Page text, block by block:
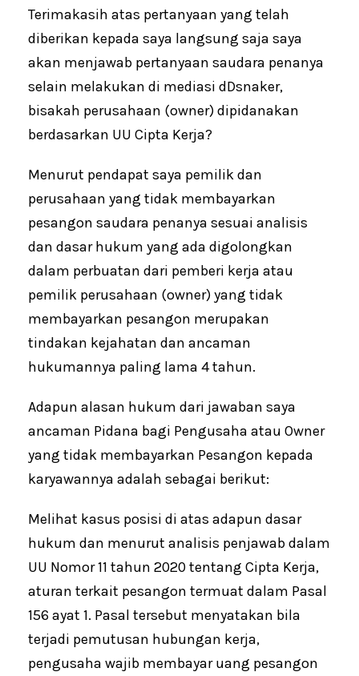
Terimakasih atas pertanyaan yang telah
diberikan kepada saya langsung saja saya
akan menjawab pertanyaan saudara penanya
selain melakukan di mediasi dDsnaker,
bisakah perusahaan (owner) dipidanakan
berdasarkan UU Cipta Kerja?
Menurut pendapat saya pemilik dan
perusahaan yang tidak membayarkan
pesangon saudara penanya sesuai analisis
dan dasar hukum yang ada digolongkan
dalam perbuatan dari pemberi kerja atau
pemilik perusahaan (owner) yang tidak
membayarkan pesangon merupakan
tindakan kejahatan dan ancaman
hukumannya paling lama 4 tahun.
Adapun alasan hukum dari jawaban saya
ancaman Pidana bagi Pengusaha atau Owner
yang tidak membayarkan Pesangon kepada
karyawannya adalah sebagai berikut:
Melihat kasus posisi di atas adapun dasar
hukum dan menurut analisis penjawab dalam
UU Nomor 11 tahun 2020 tentang Cipta Kerja,
aturan terkait pesangon termuat dalam Pasal
156 ayat 1. Pasal tersebut menyatakan bila
terjadi pemutusan hubungan kerja,
pengusaha wajib membayar uang pesangon